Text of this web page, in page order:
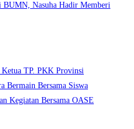
BUMN, Nasuha Hadir Memberi